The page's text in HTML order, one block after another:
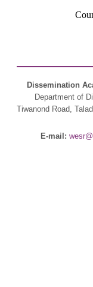
Dissemination
Department of
Tiwanond Road,
E-mail: